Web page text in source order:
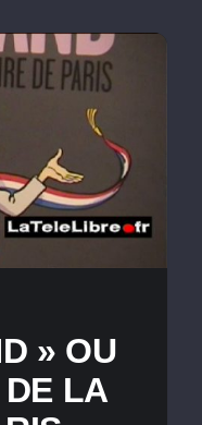
» OU
LA